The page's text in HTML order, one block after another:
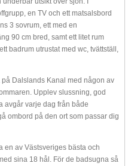
en TV och ett matsalsbord
3 sovrum, ett med en
90 cm bred, samt ett litet rum
badrum utrustat med wc, tvättställ,
Dalslands Kanal med någon av
Upplev slussning, god
avgår varje dag från både
ombord på den ort som passar dig
en av Västsveriges bästa och
sina 18 hål. För de badsugna så